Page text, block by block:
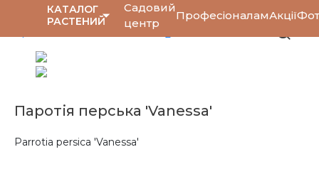
КАТАЛОГ
РАСТЕНИЙ
Садовий
центр
ПрофесіоналамАкції
Паротія перська 'Vanessa'
Parrotia persica 'Vanessa'